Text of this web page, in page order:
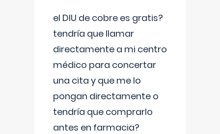
el DIU de cobre es gratis?
tendría que llamar
directamente a mi centro
médico para concertar
una cita y que me lo
pongan directamente o
tendría que comprarlo
antes en farmacia?